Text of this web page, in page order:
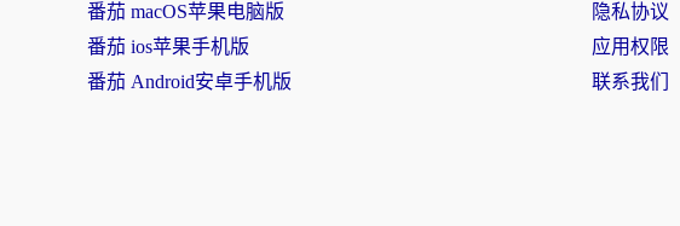
番茄 macOS苹果电脑版
番茄 ios苹果手机版
番茄 Android安卓手机版
隐私协议
应用权限
联系我们